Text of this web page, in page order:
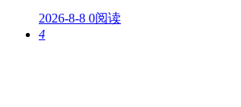
2026-8-8 0阅读
4